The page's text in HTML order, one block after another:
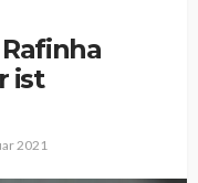
ist
2021